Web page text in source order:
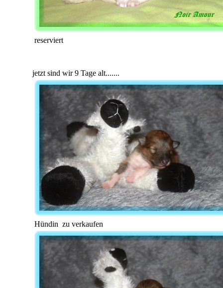
reserviert
jetzt sind wir 9 Tage alt.......
Hündin zu verkaufen